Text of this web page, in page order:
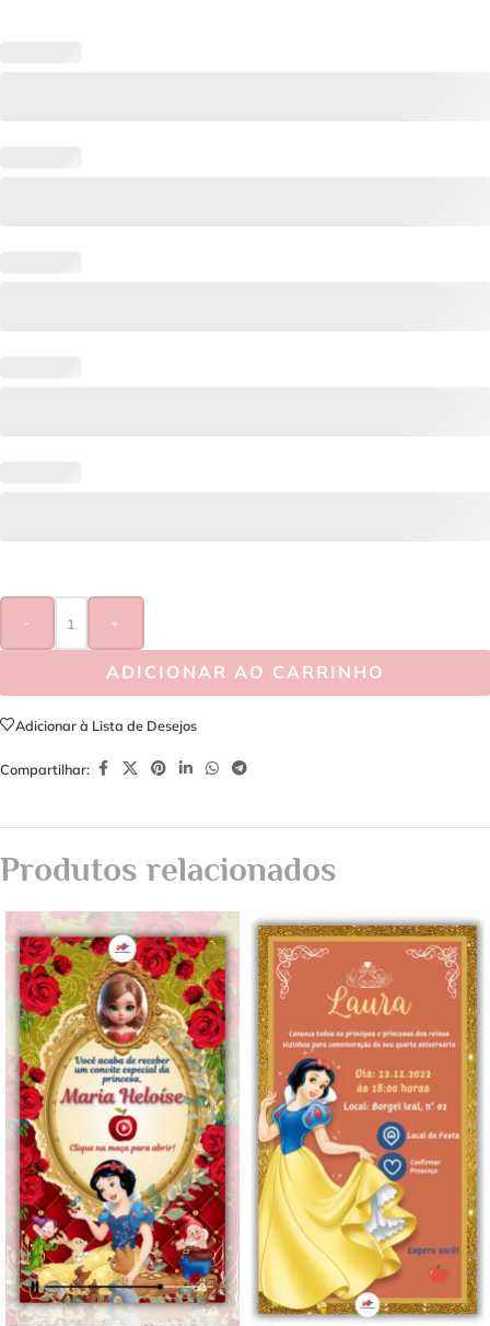
- +
ADICIONAR AO CARRINHO
Adicionar à Lista de Desejos
Compartilhar:
Produtos relacionados